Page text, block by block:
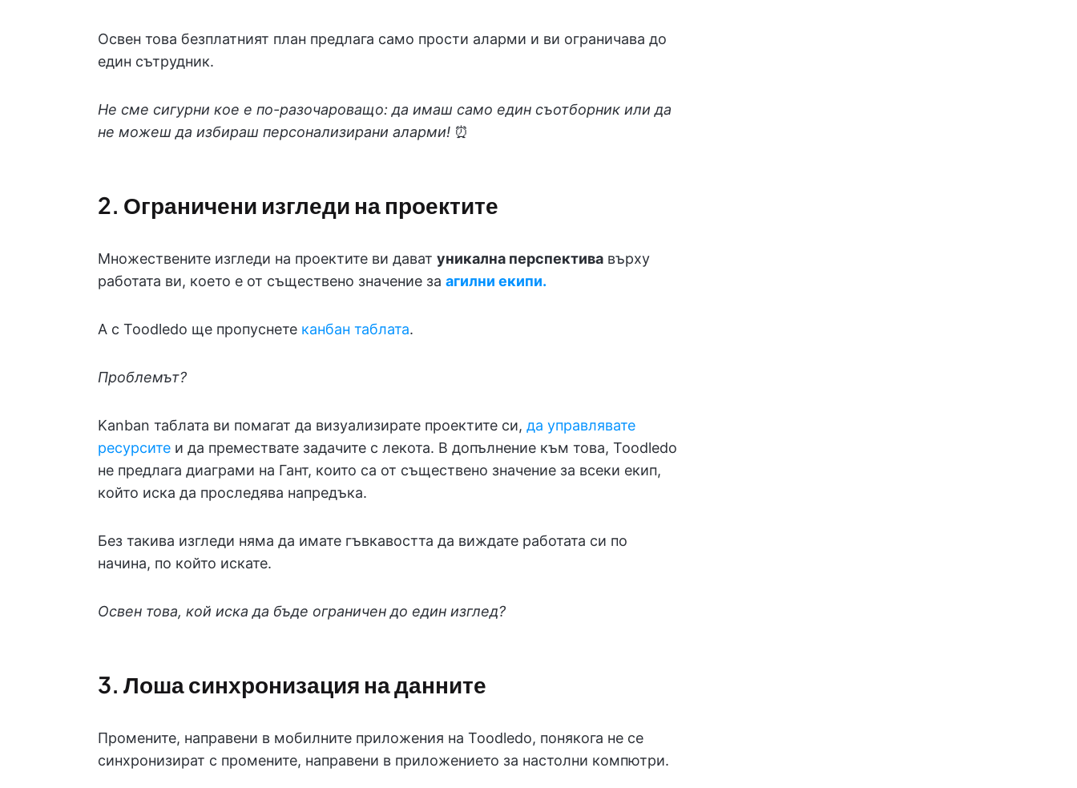
Освен това безплатният план предлага само прости аларми и ви ограничава до
един сътрудник.
Не сме сигурни кое е по-разочароващо: да имаш само един съотборник или да
не можеш да избираш персонализирани аларми! ⏰
2. Ограничени изгледи на проектите
Множествените изгледи на проектите ви дават уникална перспектива върху
работата ви, което е от съществено значение за агилни екипи.
А с Toodledo ще пропуснете канбан таблата.
Проблемът?
Kanban таблата ви помагат да визуализирате проектите си, да управлявате
ресурсите и да премествате задачите с лекота. В допълнение към това, Toodledo
не предлага диаграми на Гант, които са от съществено значение за всеки екип,
който иска да проследява напредъка.
Без такива изгледи няма да имате гъвкавостта да виждате работата си по
начина, по който искате.
Освен това, кой иска да бъде ограничен до един изглед?
3. Лоша синхронизация на данните
Промените, направени в мобилните приложения на Toodledo, понякога не се
синхронизират с промените, направени в приложението за настолни компютри.